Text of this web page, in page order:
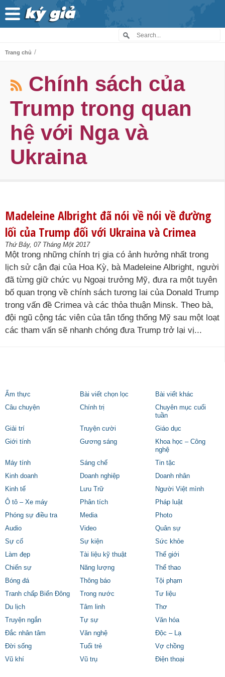
Trang chủ /
Chính sách của
Trump trong quan
hệ với Nga và
Ukraina
Madeleine Albright đã nói về nói về đường
lối của Trump đối với Ukraina và Crimea
Thứ Bảy, 07 Tháng Một 2017
Một trong những chính trị gia có ảnh hưởng nhất trong
lịch sử cận đại của Hoa Kỳ, bà Madeleine Albright, người
đã từng giữ chức vụ Ngoại trưởng Mỹ, đưa ra một tuyên
bố quan trọng về chính sách tương lai của Donald Trump
trong vấn đề Crimea và các thỏa thuận Minsk. Theo bà,
đội ngũ cộng tác viên của tân tổng thống Mỹ sau một loạt
các tham vấn sẽ nhanh chóng đưa Trump trở lại vị...
Ẩm thực Bài viết chọn lọc
Bài viết khác
Câu chuyện
Chính trị
Chuyên mục cuối
tuần
Giải trí
Truyện cười
Giáo dục
Giới tính
Gương sáng
Khoa học – Công
nghệ
Máy tính
Sáng chế
Tin tặc
Kinh doanh
Doanh nghiệp
Doanh nhân
Kinh tế
Lưu Trữ
Người Việt mình
Ô tô – Xe máy
Phân tích
Pháp luật
Phóng sự điều tra
Media
Photo
Audio
Video
Quân sự
Sự cố
Sự kiện
Sức khỏe
Làm đẹp
Tài liệu kỹ thuật
Thế giới
Chiến sự
Năng lượng
Thể thao
Bóng đá
Thông báo
Tội phạm
Tranh chấp Biển Đông
Trong nước
Tư liệu
Du lịch
Tâm linh
Thơ
Truyện ngắn
Tự sự
Văn hóa
Đắc nhân tâm
Văn nghệ
Độc – Lạ
Đời sống
Tuổi trẻ
Vợ chồng
Vũ khí
Vũ trụ Điện thoại